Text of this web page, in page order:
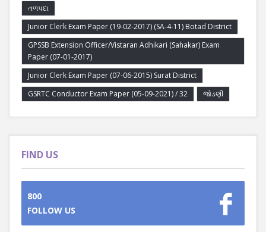
તળપદા
Junior Clerk Exam Paper (19-02-2017) (SA-4-11) Botad District
GPSSB Extension Officer/Vistaran Adhikari (Sahakar) Exam
Paper (07-01-2017)
Junior Clerk Exam Paper (07-06-2015) Surat District
GSRTC Conductor Exam Paper (05-09-2021) / 32
જોડણી
FIND US
800
FOLLOW US